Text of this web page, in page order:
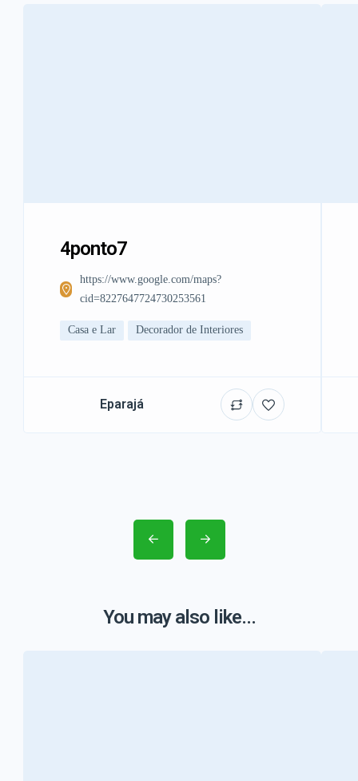
4ponto7
https://www.google.com/maps?
cid=8227647724730253561
Casa e Lar Decorador de Interiores
Eparajá
You may also like...